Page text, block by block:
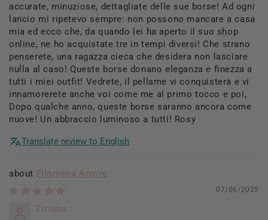
accurate, minuziose, dettagliate delle sue borse! Ad ogni
lancio mi ripetevo sempre: non possono mancare a casa
mia ed ecco che, da quando lei ha aperto il suo shop
online, ne ho acquistate tre in tempi diversi! Che strano
penserete, una ragazza cieca che desidera non lasciare
nulla al caso! Queste borse donano eleganza e finezza a
tutti i miei outfit! Vedrete, il pellame vi conquisterà e vi
innamorerete anche voi come me al primo tocco e poi,
Dopo qualche anno, queste borse saranno ancora come
nuove! Un abbraccio luminoso a tutti! Rosy
Translate review to English
Filomena Amore
07/06/2025
Tiziana